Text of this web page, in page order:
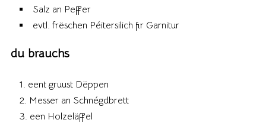
Salz an Peffer
evtl. frëschen Péitersilich fir Garnitur
du brauchs
eent gruust Dëppen
Messer an Schnégdbrett
een Holzeläffel